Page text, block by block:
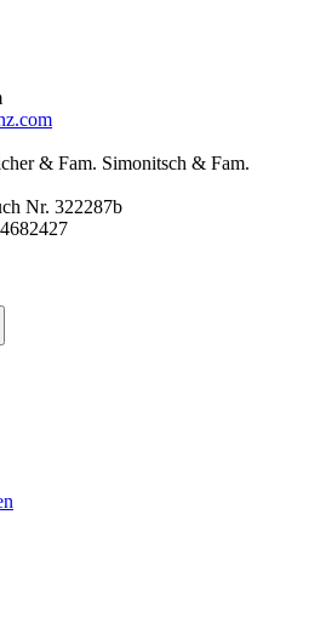
& Fam. Simonitsch & Fam.
Nr. 322287b